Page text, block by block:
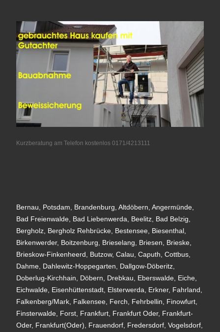
Kurzberatung am Telefon kostenlos 0171/4213111
Bernau, Potsdam, Brandenburg, Altdöbern, Angermünde,
Bad Freienwalde, Bad Liebenwerda, Beelitz, Bad Belzig,
Bergholz, Bergholz Rehbrücke, Bestensee, Biesenthal,
Birkenwerder, Boitzenburg, Brieselang, Briesen, Brieske,
Brieskow-Finkenheerd, Butzow, Calau, Caputh, Cottbus,
Dahme, Dahlewitz-Hoppegarten, Dallgow-Döberitz,
Doberlug-Kirchhain, Döbern, Drebkau, Eberswalde, Eiche,
Eichwalde, Eisenhüttenstadt, Elsterwerda, Erkner, Fahrland,
Falkenberg/Mark, Falkensee, Ferch, Fehrbellin, Finowfurt,
Finsterwalde, Forst, Frankfurt, Frankfurt Oder, Frankfurt-
Oder, Frankfurt(Oder), Frauendorf, Fredersdorf, Vogelsdorf,